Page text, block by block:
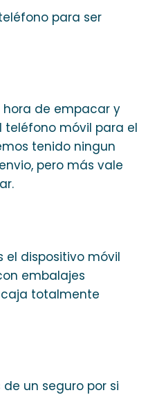
para ser
de empacar y
teléfono móvil para el
tenido ningun
pero más vale
el dispositivo móvil
embalajes
totalmente
un seguro por si